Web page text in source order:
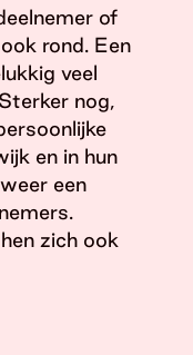
of
rond. Een
veel
nog,
en in hun
een
zich ook